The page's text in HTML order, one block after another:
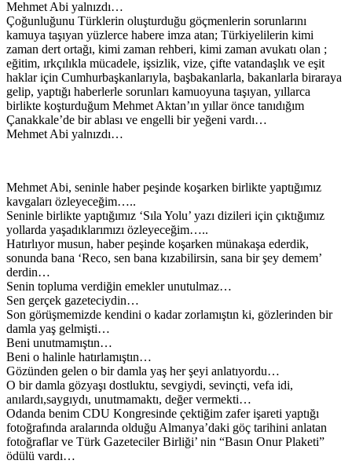
Mehmet Abi yalnızdı…
Çoğunluğunu Türklerin oluşturduğu göçmenlerin sorunlarını
kamuya taşıyan yüzlerce habere imza atan; Türkiyelilerin kimi
zaman dert ortağı, kimi zaman rehberi, kimi zaman avukatı olan ;
eğitim, ırkçılıkla mücadele, işsizlik, vize, çifte vatandaşlık ve eşit
haklar için Cumhurbaşkanlarıyla, başbakanlarla, bakanlarla biraraya
gelip, yaptığı haberlerle sorunları kamuoyuna taşıyan, yıllarca
birlikte koşturduğum Mehmet Aktan’ın yıllar önce tanıdığım
Çanakkale’de bir ablası ve engelli bir yeğeni vardı…
Mehmet Abi yalnızdı…
Mehmet Abi, seninle haber peşinde koşarken birlikte yaptığımız
kavgaları özleyeceğim…..
Seninle birlikte yaptığımız ‘Sıla Yolu’ yazı dizileri için çıktığımız
yollarda yaşadıklarımızı özleyeceğim…..
Hatırlıyor musun, haber peşinde koşarken münakaşa ederdik,
sonunda bana ‘Reco, sen bana kızabilirsin, sana bir şey demem’
derdin…
Senin topluma verdiğin emekler unutulmaz…
Sen gerçek gazeteciydin…
Son görüşmemizde kendini o kadar zorlamıştın ki, gözlerinden bir
damla yaş gelmişti…
Beni unutmamıştın…
Beni o halinle hatırlamıştın…
Gözünden gelen o bir damla yaş her şeyi anlatıyordu…
O bir damla gözyaşı dostluktu, sevgiydi, sevinçti, vefa idi,
anılardı,saygıydı, unutmamaktı, değer vermekti…
Odanda benim CDU Kongresinde çektiğim zafer işareti yaptığı
fotoğrafında aralarında olduğu Almanya’daki göç tarihini anlatan
fotoğraflar ve Türk Gazeteciler Birliği’ nin “Basın Onur Plaketi”
ödülü vardı…